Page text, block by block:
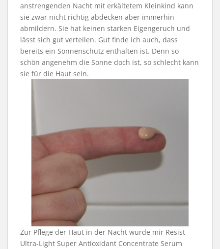
anstrengenden Nacht mit erkältetem Kleinkind kann
sie zwar nicht richtig abdecken aber immerhin
abmildern. Sie hat keinen starken Eigengeruch und
lässt sich gut verteilen. Gut finde ich auch, dass
bereits ein Sonnenschutz enthalten ist. Denn so
schön angenehm die Sonne doch ist, so schlecht kann
sie für die Haut sein.
Zur Pflege der Haut in der Nacht wurde mir Resist
Ultra-Light Super Antioxidant Concentrate Serum